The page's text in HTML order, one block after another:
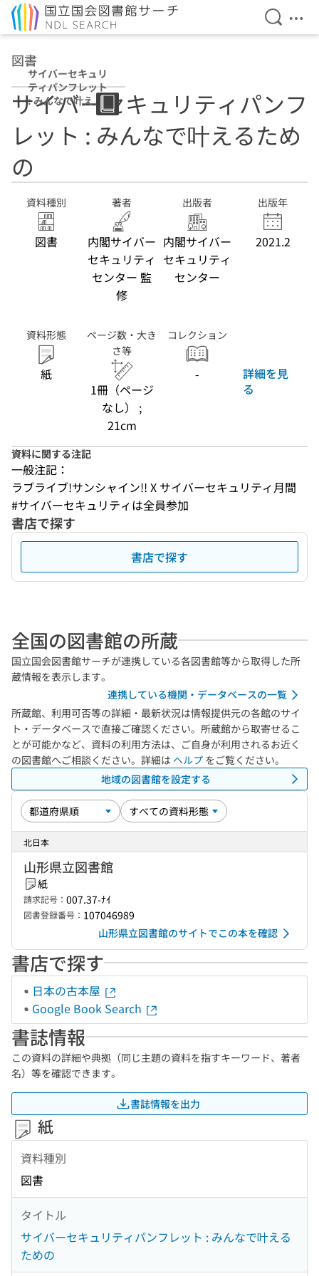
検索を
メ
図書
サイバーセキュリ
ティパンフレット
: みんなで叶える
ための
サイバーセキュリティパンフ
レット : みんなで叶えるため
の
資料種別
図書
著者
内閣サイバー
セキュリティ
センター 監
修
出版者
内閣サイバー
セキュリティ
センター
出版年
2021.2
資料形態
紙
ページ数・大き
さ等
1冊（ページ
なし） ;
21cm
コレクション
-
詳細を見
る
資料に関する注記
一般注記：
ラブライブ!サンシャイン!! X サイバーセキュリティ月間
#サイバーセキュリティは全員参加
書店で探す
書店で探す
全国の図書館の所蔵
国立国会図書館サーチが連携している各図書館等から取得した所
蔵情報を表示します。
連携している機関・データベースの一覧
所蔵館、利用可否等の詳細・最新状況は情報提供元の各館のサイ
ト・データベースで直接ご確認ください。所蔵館から取寄せるこ
とが可能かなど、資料の利用方法は、ご自身が利用されるお近く
の図書館へご相談ください。詳細は ヘルプ をご覧ください。
地域の図書館を設定する
北日本
山形県立図書館
紙
請求記号： 007.37-ﾅｲ
図書登録番号： 107046989
山形県立図書館のサイトでこの本を確認
書店で探す
日本の古本屋
Google Book Search
書誌情報
この資料の詳細や典拠（同じ主題の資料を指すキーワード、著者
名）等を確認できます。
書誌情報を出力
紙
資料種別
図書
タイトル
サイバーセキュリティパンフレット : みんなで叶える
ための